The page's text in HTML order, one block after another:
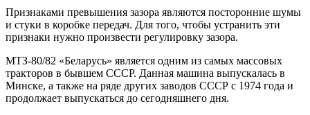
Признаками превышения зазора являются посторонние шумы
и стуки в коробке передач. Для того, чтобы устранить эти
признаки нужно произвести регулировку зазора.
МТЗ-80/82 «Беларусь» является одним из самых массовых
тракторов в бывшем СССР. Данная машина выпускалась в
Минске, а также на ряде других заводов СССР с 1974 года и
продолжает выпускаться до сегодняшнего дня.